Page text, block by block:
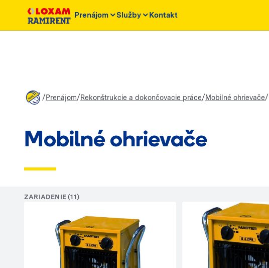
Prenájom Služby Kontakt
/Prenájom/Rekonštrukcie a dokončovacie práce/Mobilné ohrievače/
Mobilné ohrievače
ZARIADENIE (11)